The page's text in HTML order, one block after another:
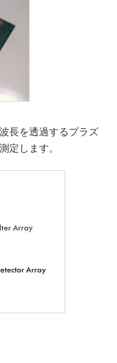
長を透過するプラズ
定します。